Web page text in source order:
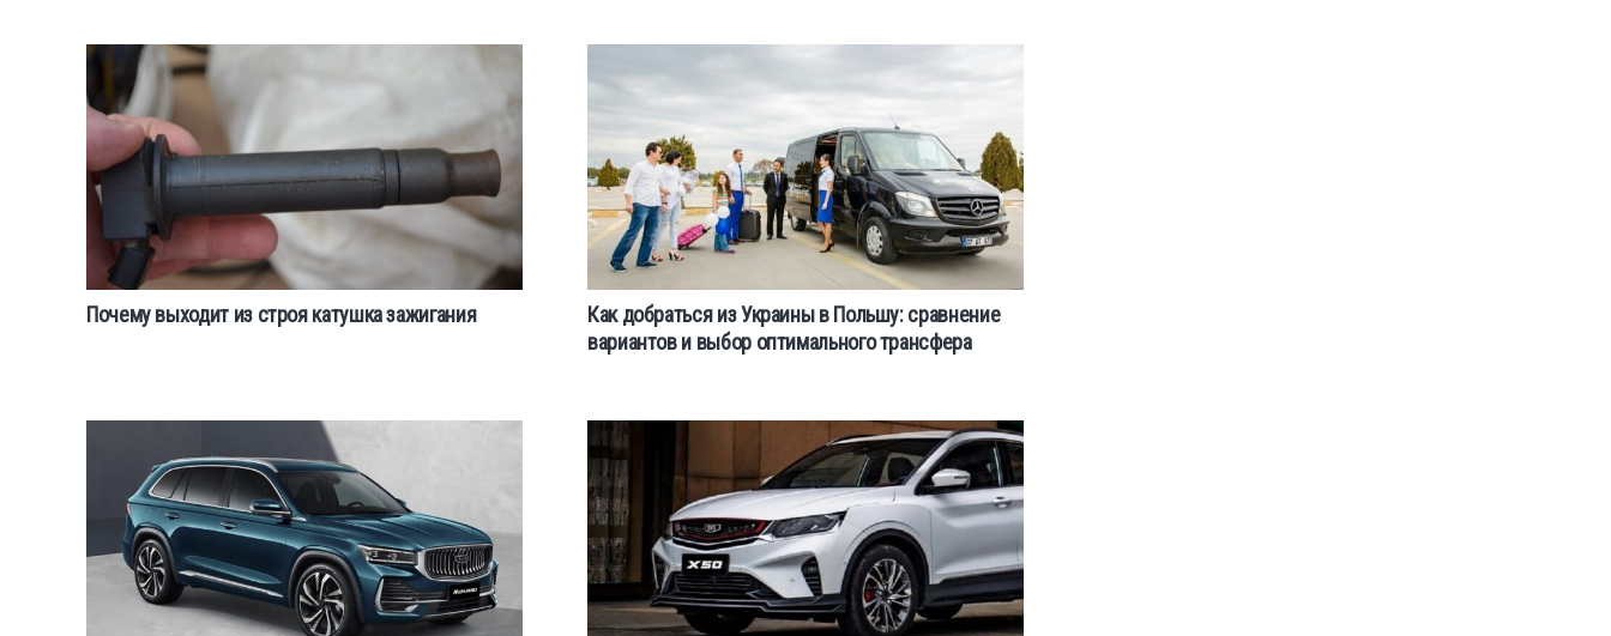
Почему выходит из строя катушка зажигания
Как добраться из Украины в Польшу: сравнение
вариантов и выбор оптимального трансфера